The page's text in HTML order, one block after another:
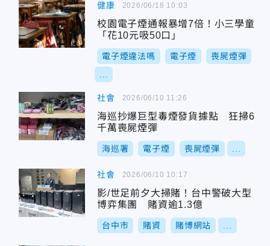
健康
校園電子煙通報暴增7倍！小三學童
「花10元吸50口」
電子煙違法嗎 電子煙 喪屍煙彈
2026/06/18 10:03
社會
海巡抄爆巨型毒煙發貨據點 狂掃6
千萬喪屍煙彈
海巡署 電子煙 喪屍煙彈
2026/06/10 11:26
社會
影/世足前夕大掃賭！台中警破大型
博弈集團 賭資逾1.3億
台中市 賭資 賭博網站
2026/06/10 10:17